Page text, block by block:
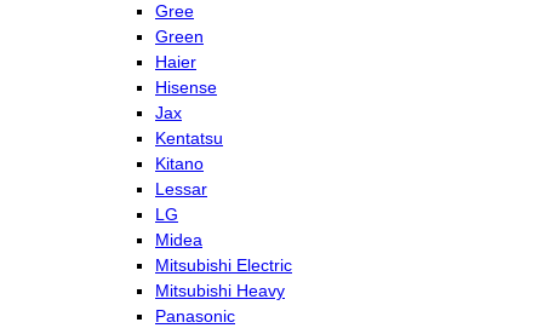
Gree
Green
Haier
Hisense
Jax
Kentatsu
Kitano
Lessar
LG
Midea
Mitsubishi Electric
Mitsubishi Heavy
Panasonic